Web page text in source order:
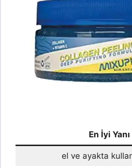
En İyi Yanı
el ve ayakta